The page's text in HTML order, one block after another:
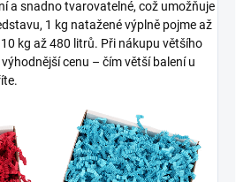
a snadno tvarovatelné, což umožňuje
1 kg natažené výplně pojme až
kg až 480 litrů. Při nákupu většího
cenu – čím větší balení u